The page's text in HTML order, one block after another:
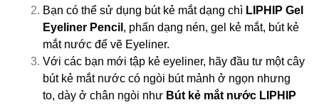
Bạn có thể sử dụng bút kẻ mắt dạng chì LIPHIP Gel
Eyeliner Pencil , phấn dạng nén, gel kẻ mắt, bút kẻ
mắt nước để vẽ Eyeliner.
Với các bạn mới tập kẻ eyeliner, hãy đầu tư một cây
bút kẻ mắt nước có ngòi bút mảnh ở ngọn nhưng
to, dày ở chân ngòi như Bút kẻ mắt nước LIPHIP